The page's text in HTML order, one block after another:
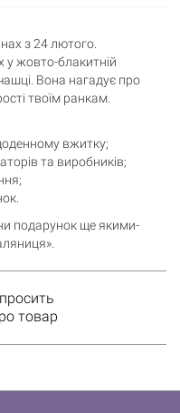
з 24 лютого.
у жовто-блакитній
чашці. Вона нагадує про
твоїм ранкам.
вжитку;
та виробників;
подарунок ще якими-
товар